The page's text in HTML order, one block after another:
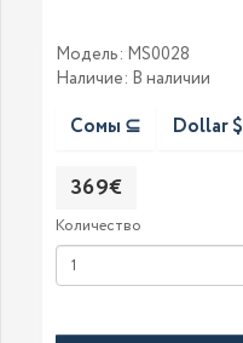
Модель: MS0028
Наличие: В наличии
Сомы ⊆ Dollar $
369€
Количество